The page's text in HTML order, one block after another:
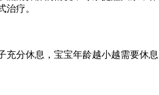
治疗。
休息，宝宝年龄越小越需要休息